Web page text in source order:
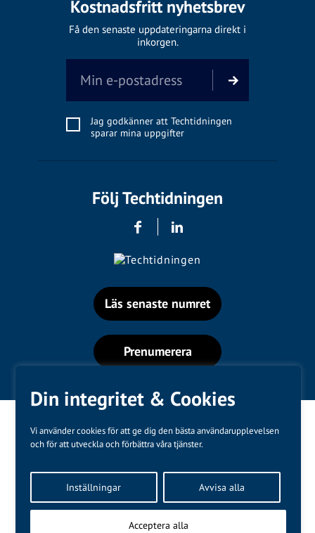
Din integritet & Cookies
Vi använder cookies för att ge dig den bästa användarupplevelsen
och för att utveckla och förbättra våra tjänster.
Inställningar Avvisa alla
Acceptera alla
Kostnadsfritt nyhetsbrev
Få den senaste uppdateringarna direkt i
inkorgen.
Jag godkänner att Techtidningen
sparar mina uppgifter
Följ Techtidningen
Läs senaste numret
Prenumerera
Kundtjänst